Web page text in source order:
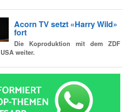
Acorn TV setzt «Harry Wild»
fort
Die Koproduktion mit dem ZDF
weiter.